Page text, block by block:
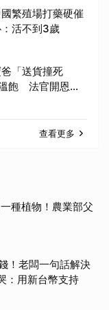
繁殖場打藥硬催
：活不到3歲
「送貨撞死
飽 法官開恩免
查看更多
種植物！農業部父
！老闆一句話解決
：用新台幣支持